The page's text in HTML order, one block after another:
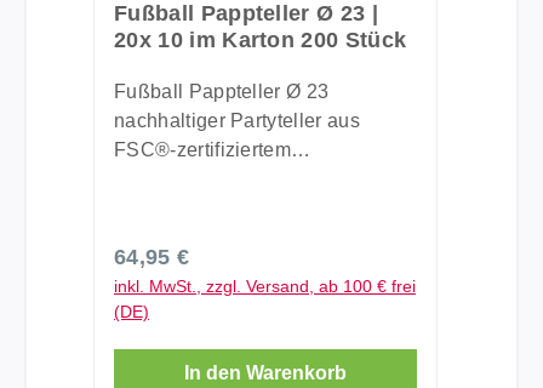
Fußball Pappteller Ø 23 |
20x 10 im Karton 200 Stück
Fußball Pappteller Ø 23
nachhaltiger Partyteller aus
FSC®-zertifiziertem
nachwachsenden Rohstoffen -
frei von erdölbasierten
Kunststoffen. absolut
lebensmittelecht Materialstärke:
300 g/m² Durchmesser: 23 cm
Regulärer Preis:
64,95 €
inkl. MwSt., zzgl. Versand, ab 100 € frei
(DE)
In den Warenkorb